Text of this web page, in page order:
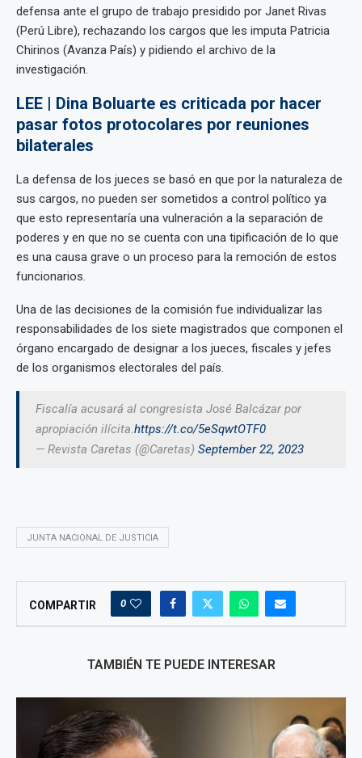
defensa ante el grupo de trabajo presidido por Janet Rivas
(Perú Libre), rechazando los cargos que les imputa Patricia
Chirinos (Avanza País) y pidiendo el archivo de la
investigación.
LEE | Dina Boluarte es criticada por hacer
pasar fotos protocolares por reuniones
bilaterales
La defensa de los jueces se basó en que por la naturaleza de
sus cargos, no pueden ser sometidos a control político ya
que esto representaría una vulneración a la separación de
poderes y en que no se cuenta con una tipificación de lo que
es una causa grave o un proceso para la remoción de estos
funcionarios.
Una de las decisiones de la comisión fue individualizar las
responsabilidades de los siete magistrados que componen el
órgano encargado de designar a los jueces, fiscales y jefes
de los organismos electorales del país.
Fiscalía acusará al congresista José Balcázar por
apropiación ilícita.https://t.co/5eSqwtOTF0
— Revista Caretas (@Caretas) September 22, 2023
JUNTA NACIONAL DE JUSTICIA
COMPARTIR 0
TAMBIÉN TE PUEDE INTERESAR